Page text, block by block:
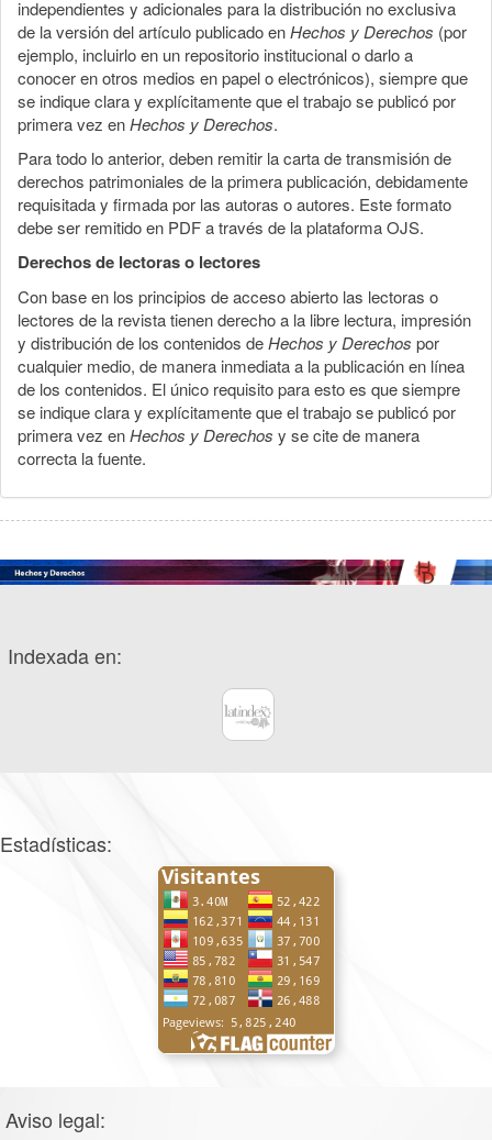
independientes y adicionales para la distribución no exclusiva
de la versión del artículo publicado enHechos y Derechos (por
ejemplo, incluirlo en un repositorio institucional o darlo a
conocer en otros medios en papel o electrónicos), siempre que
se indique clara y explícitamente que el trabajo se publicó por
primera vez enHechos y Derechos.
Para todo lo anterior, deben remitir la carta de transmisión de
derechos patrimoniales de la primera publicación, debidamente
requisitada y firmada por las autoras o autores. Este formato
debe ser remitido en PDF a través de la plataforma OJS.
Derechos de lectoras o lectores
Con base en los principios de acceso abierto las lectoras o
lectores de la revista tienen derecho a la libre lectura, impresión
y distribución de los contenidos deHechos y Derechos por
cualquier medio, de manera inmediata a la publicación en línea
de los contenidos. El único requisito para esto es que siempre
se indique clara y explícitamente que el trabajo se publicó por
primera vez enHechos y Derechos y se cite de manera
correcta la fuente.
Indexada en:
Estadísticas:
Aviso legal: